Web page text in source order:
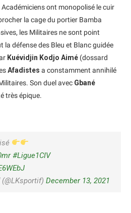
ont monopolisé le cuir
la cage du portier Bamba
les Militaires ne sont point
la défense des Bleu et Blanc guidée
Kuévidjin Kodjo Aimé (dossard
Afadistes a constamment annihilé
Son duel avec Gbané
très épique.
#Ligue1CIV
December 13, 2021